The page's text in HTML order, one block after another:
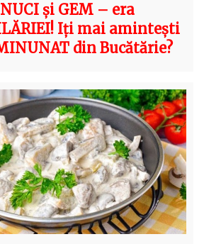
NUCI și GEM – era
Iți mai amintești
din Bucătărie?